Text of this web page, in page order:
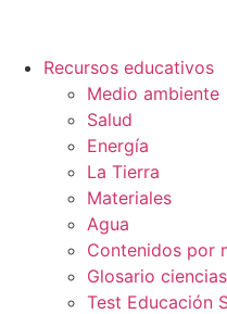
Recursos educativos
Medio ambiente
Salud
Energía
La Tierra
Materiales
Agua
Contenidos por
Glosario ciencias
Test Educación